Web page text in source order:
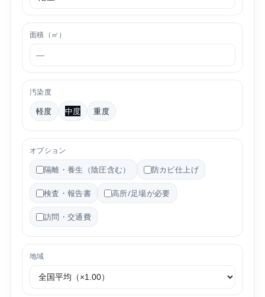
面積（㎡）
汚染度
軽度 中度 重度
オプション
隔離・養生（陰圧含む） 防カビ仕上げ
検査・報告書 高所/足場が必要
訪問・交通費
地域